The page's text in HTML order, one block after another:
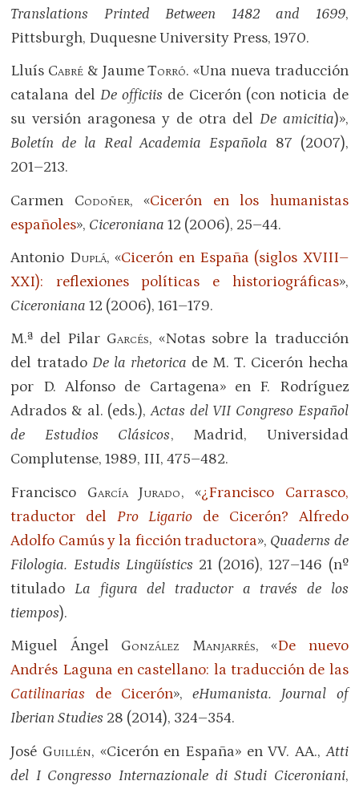
Translations Printed Between 1482 and 1699,
Pittsburgh, Duquesne University Press, 1970.
Lluís Cabré & JaumeTorró. «Una nueva traducción
catalana del De officiis de Cicerón (con noticia de
su versión aragonesa y de otra del De amicitia)»,
Boletín de la Real Academia Española 87 (2007),
201–213.
Carmen Codoñer, «Cicerón en los humanistas
españoles», Ciceroniana12 (2006), 25–44.
Antonio Duplá, «Cicerón en España (siglos XVIII–
XXI): reflexiones políticas e historiográficas»,
Ciceroniana12 (2006), 161–179.
M.ª del Pilar Garcés, «Notas sobre la traducción
del tratado De la rhetorica de M. T. Cicerón hecha
por D. Alfonso de Cartagena» en F. Rodríguez
Adrados & al. (eds.),Actas del VII Congreso Español
de Estudios Clásicos, Madrid, Universidad
Complutense, 1989, III, 475–482.
Francisco García Jurado, «¿Francisco Carrasco,
traductor del Pro Ligario de Cicerón? Alfredo
Adolfo Camús y la ficción traductora», Quaderns de
Filologia. Estudis Lingüístics 21 (2016), 127–146 (nº
tituladoLa figura del traductor a través de los
tiempos).
Miguel Ángel González Manjarrés, «De nuevo
Andrés Laguna en castellano: la traducción de las
Catilinarias de Cicerón»,eHumanista. Journal
of
Iberian Studies 28 (2014), 324–354.
José Guillén, «Cicerón en España» en VV. AA.,Atti
del I Congresso Internazionale di Studi Ciceroniani,